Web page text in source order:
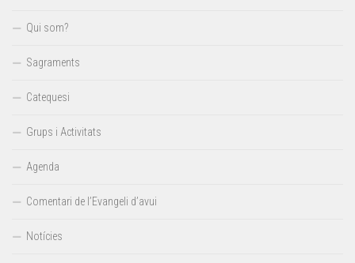
Qui som?
Sagraments
Catequesi
Grups i Activitats
Agenda
Comentari de l’Evangeli d’avui
Notícies